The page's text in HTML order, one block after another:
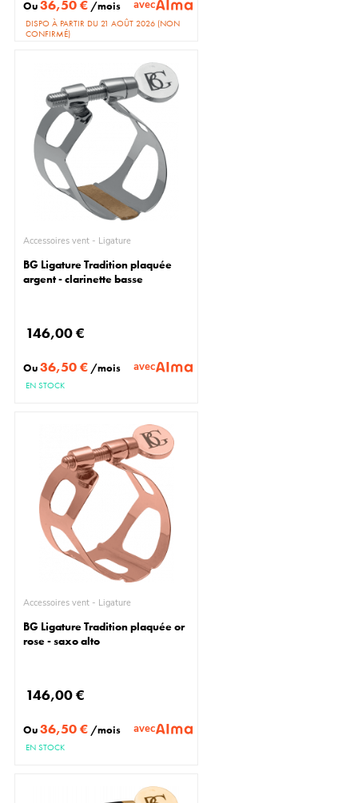
Ou36,50 € /mois avec
DISPO À PARTIR DU 21 AOÛT 2026 (NON
CONFIRMÉ)
Accessoires vent - Ligature
BG Ligature Tradition plaquée
argent - clarinette basse
146,00 €
Ou36,50 € /mois avec
EN STOCK
Accessoires vent - Ligature
BG Ligature Tradition plaquée or
rose - saxo alto
146,00 €
Ou36,50 € /mois avec
EN STOCK